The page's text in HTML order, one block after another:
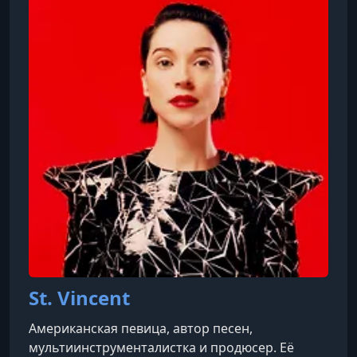
инструкторов — известные личности, такие как
Гордон Рамзи (кулинария), Маргарет Этвуд
(писательство), Мартин Скорсезе
(кинорежиссура), Серена Уильямс (теннис),
St. Vincent
Американская певица, автор песен,
мультиинструменталистка и продюсер. Её